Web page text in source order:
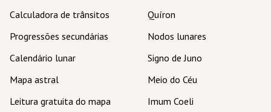
Calculadora de trânsitos
Progressões secundárias
Calendário lunar
Mapa astral
Leitura gratuita do mapa
Quíron
Nodos lunares
Signo de Juno
Meio do Céu
Imum Coeli